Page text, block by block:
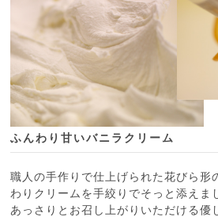
ふんわり甘いバニラクリーム
職人の手作りで仕上げられた花びら形
わりクリームを手絞りでそっと添えま
あっさりとお召し上がりいただける優